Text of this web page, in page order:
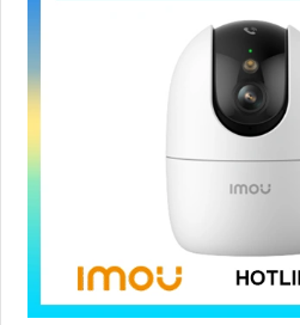
nhân tạo, cảm biến chuyển
cường tính năng bảo mật.
Hỗ trợ dịch vụ sau bán
hỗ trợ khách hàng tốt sau khi
rằng bạn sẽ có sự trợ giúp
Hy vọng những thông tin trên
chọn hoàn hảo cho Camera